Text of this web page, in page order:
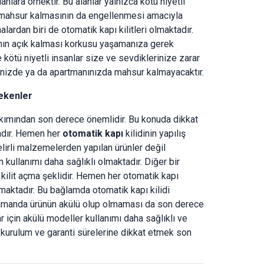
kalmasının da engellenmesi amacıyla
biri de otomatik kapı kilitleri olmaktadır.
açık kalması korkusu yaşamanıza gerek
kötü niyetli insanlar size ve sevdiklerinize zarar
ya da apartmanınızda mahsur kalmayacaktır.
son derece önemlidir. Bu konuda dikkat
Hemen her otomatik kapı kilidinin yapılış
malzemelerden yapılan ürünler değil
daha sağlıklı olmaktadır. Diğer bir
açma şeklidir. Hemen her otomatik kapı
Bu bağlamda otomatik kapı kilidi
ürünün akülü olup olmaması da son derece
akülü modeller kullanımı daha sağlıklı ve
ve garanti sürelerine dikkat etmek son